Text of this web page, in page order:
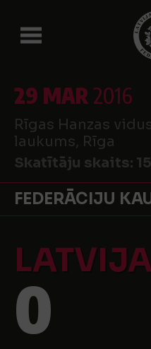
29 MAR2016
Rīgas Hanzas
laukums, Rīga
Skatītāju skaits:
FEDERĀCIJU
LATVIJA
0